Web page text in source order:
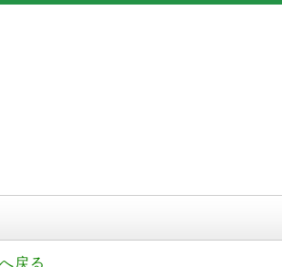
戻る